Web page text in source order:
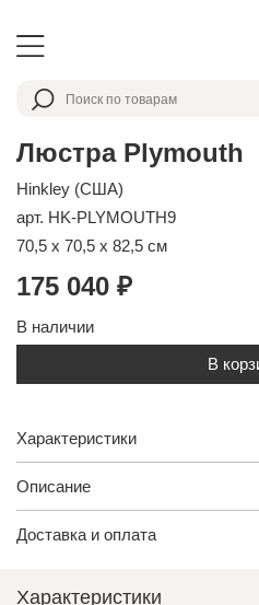
Люстра Plymouth
Hinkley (США)
арт. HK-PLYMOUTH9
70,5 x 70,5 x 82,5 см
175 040 ₽
В наличии
В
Характеристики
Описание
Доставка и оплата
Характеристики